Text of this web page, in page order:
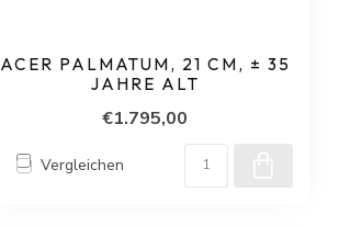
ACER PALMATUM, 21 CM, ± 35
JAHRE ALT
€1.795,00
Vergleichen